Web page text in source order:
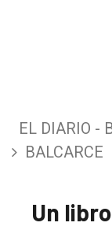
EL DIARIO -
BALCARCE
Un